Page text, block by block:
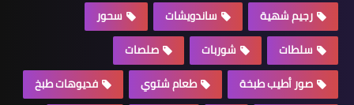
رجيم شهية
ساندويشات
سحور
سلطات
شوربات
صلصات
صور أطيب طبخة
طعام شتوي فديوهات طبخ